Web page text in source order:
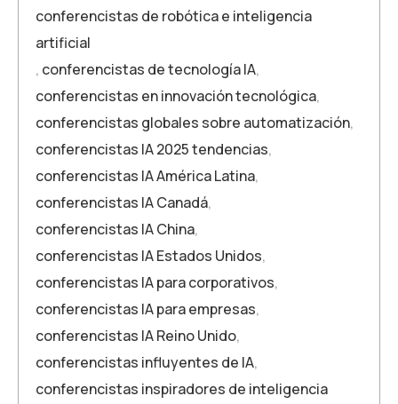
conferencistas de robótica e inteligencia
artificial
, conferencistas de tecnología IA,
conferencistas en innovación tecnológica,
conferencistas globales sobre automatización,
conferencistas IA 2025 tendencias,
conferencistas IA América Latina,
conferencistas IA Canadá,
conferencistas IA China,
conferencistas IA Estados Unidos,
conferencistas IA para corporativos,
conferencistas IA para empresas,
conferencistas IA Reino Unido,
conferencistas influyentes de IA,
conferencistas inspiradores de inteligencia